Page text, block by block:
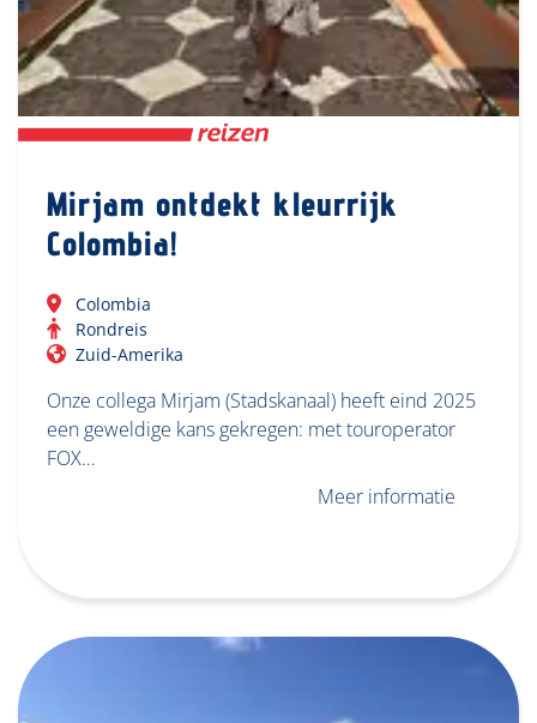
Mirjam ontdekt kleurrijk
Colombia!
Colombia
Rondreis
Zuid-Amerika
Onze collega Mirjam (Stadskanaal) heeft eind 2025
een geweldige kans gekregen: met touroperator
FOX…
Meer informatie